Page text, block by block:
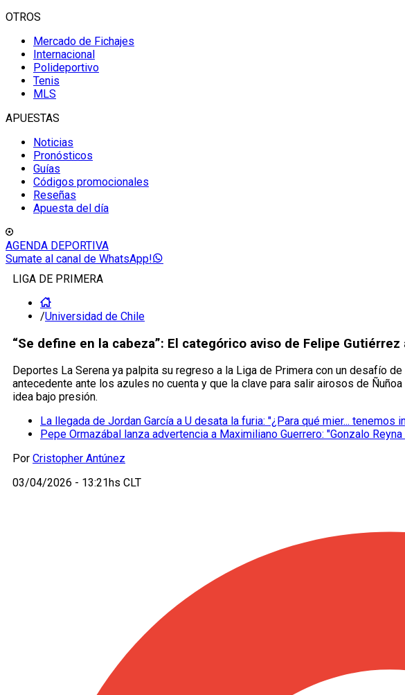
OTROS
Mercado de Fichajes
Internacional
Polideportivo
Tenis
MLS
APUESTAS
Noticias
Pronósticos
Guías
Códigos promocionales
Reseñas
Apuesta del día
AGENDA DEPORTIVA
Sumate al canal de WhatsApp!
LIGA DE PRIMERA
/Universidad de Chile
“Se define en la cabeza”: El categórico aviso de Felipe Gutiérrez
Deportes La Serena ya palpita su regreso a la Liga de Primera con un desafío
antecedente ante los azules no cuenta y que la clave para salir airosos de
idea bajo presión.
La llegada de Jordan García a U desata la furia: "¿Para qué mier... tenemos
Pepe Ormazábal lanza advertencia a Maximiliano Guerrero: "Gonzalo
Por Cristopher Antúnez
03/04/2026 - 13:21hs CLT